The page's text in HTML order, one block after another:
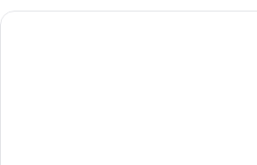
Premier Inn Hamburg City Hammerbrook